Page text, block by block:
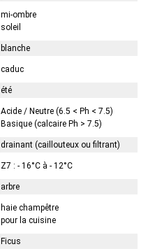
mi-ombre
soleil
blanche
caduc
été
Acide / Neutre (6.5 < Ph < 7.5)
Basique (calcaire Ph > 7.5)
drainant (caillouteux ou filtrant)
Z7 : - 16°C à - 12°C
arbre
haie champêtre
pour la cuisine
Ficus